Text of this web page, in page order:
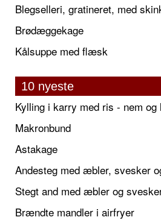
Blegselleri, gratineret, med
Brødæggekage
Kålsuppe med flæsk
10 nyeste
Kylling i karry med ris - nem
Makronbund
Astakage
Stegt and med æbler og
Brændte mandler i airfryer